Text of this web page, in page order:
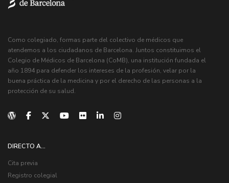
Como colegiado, formas parte del colectivo de médicos que
atendemos a los ciudadanos de Barcelona. Juntos constituimos el
Colegio de Médicos de Barcelona (CoMB), una institución fundada el
año 1894 para defender los intereses de la profesión, velar por la
buena práctica de la medicina y por el derecho de las personas a la
protección de su salud.
DIRECTO A...
Cita previa
Registro colegial